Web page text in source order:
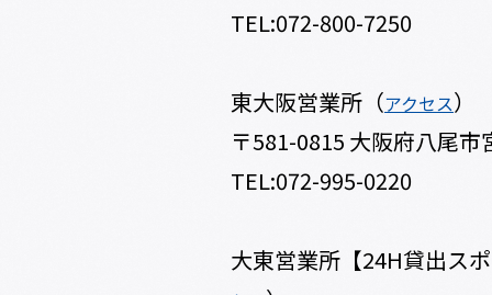
TEL:072-800-7250
東大阪営業所（アクセス）
〒581-0815 大阪府八尾市
TEL:072-995-0220
大東営業所【24H貸出ス